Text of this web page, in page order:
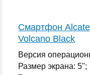
Смартфон
Volcano Black
Версия
Размер экрана: 5";